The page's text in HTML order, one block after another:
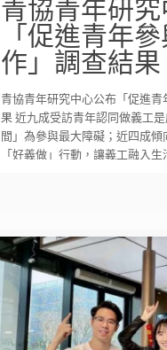
青協青年研
「促進青年
作」調查結果
青協青年研究中心公布「促進
果 近九成受訪青年認同做義工
間」為參與最大障礙；近四成
「好義做」行動，讓義工融入